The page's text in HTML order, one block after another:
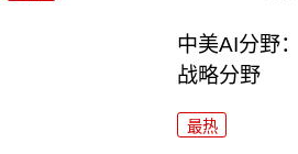
中美AI分野
战略分野
最热